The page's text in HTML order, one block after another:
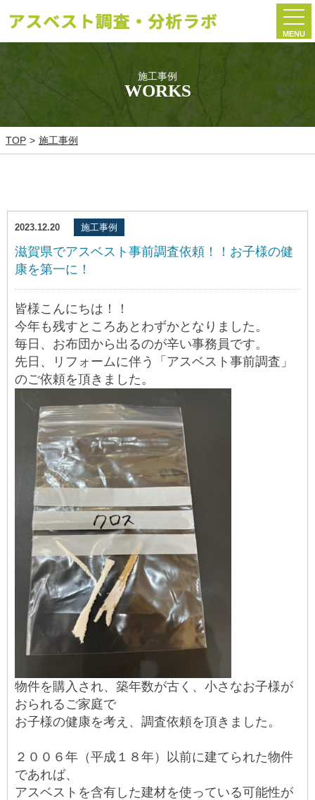
MENU
施工事例
WORKS
TOP 施工事例
2023.12.20 施工事例
滋賀県でアスベスト事前調査依頼！！お子様の健
康を第一に！
皆様こんにちは！！
今年も残すところあとわずかとなりました。
毎日、お布団から出るのが辛い事務員です。
先日、リフォームに伴う「アスベスト事前調査」
のご依頼を頂きました。
物件を購入され、築年数が古く、小さなお子様が
おられるご家庭で
お子様の健康を考え、調査依頼を頂きました。
２００６年（平成１８年）以前に建てられた物件
であれば、
アスベストを含有した建材を使っている可能性が